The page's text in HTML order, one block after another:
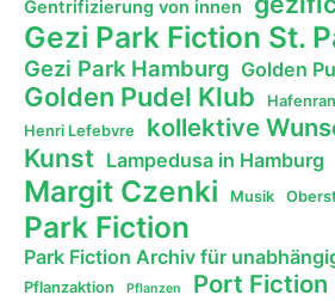
Gentrifizierung von innen
Gezi Park Fiction St.
Gezi Park Hamburg Golden
Golden Pudel Klub
Henri Lefebvre kollektive
Kunst Lampedusa in Hamburg
Margit Czenki Musik
Park Fiction
Park Fiction Archiv für
Pflanzaktion Pflanzen Port Fiction